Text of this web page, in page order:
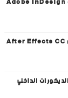
تحميل افتر إفكت | مع كراك تفعيل After Effects CC
الداخلي